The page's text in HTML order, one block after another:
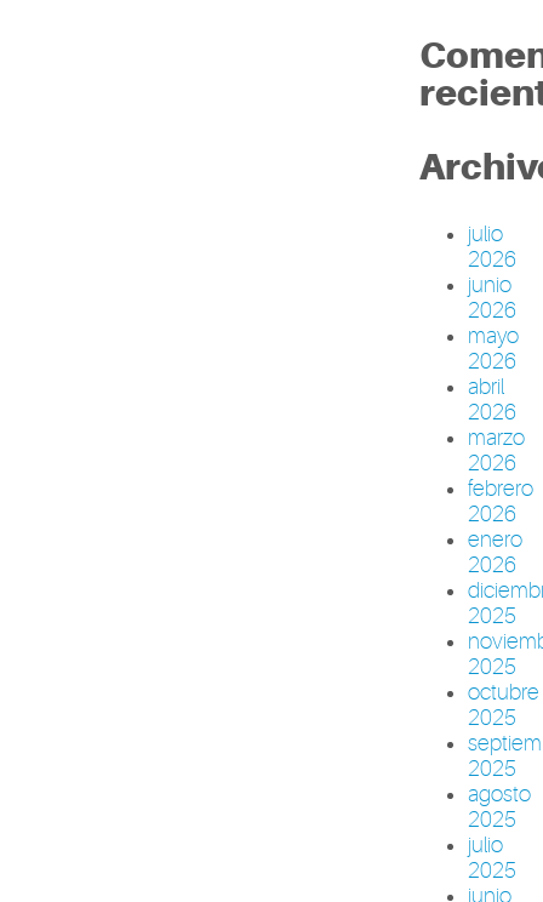
julio
2026
junio
2026
mayo
2026
abril
2026
marzo
2026
febrero
2026
enero
2026
2025
2025
octubre
2025
2025
agosto
2025
julio
2025
junio